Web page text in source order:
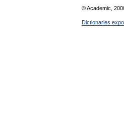
© Academic,
Dictionaries